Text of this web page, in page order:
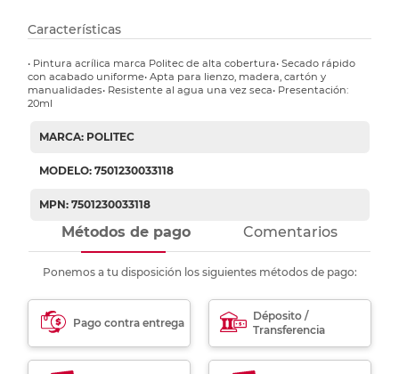
Características
• Pintura acrílica marca Politec de alta cobertura• Secado rápido
con acabado uniforme• Apta para lienzo, madera, cartón y
manualidades• Resistente al agua una vez seca• Presentación:
20ml
MARCA: POLITEC
MODELO: 7501230033118
MPN: 7501230033118
Métodos de pago Comentarios
Ponemos a tu disposición los siguientes métodos de pago:
Pago contra entrega
Déposito /
Transferencia